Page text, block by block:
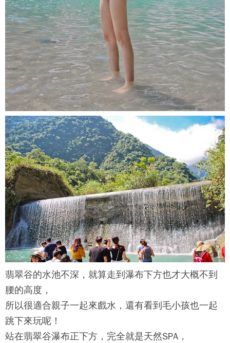
翡翠谷的水池不深，就算走到瀑布下方也才大概不到
腰的高度，
所以很適合親子一起來戲水，還有看到毛小孩也一起
跳下來玩呢！
站在翡翠谷瀑布正下方，完全就是天然SPA，